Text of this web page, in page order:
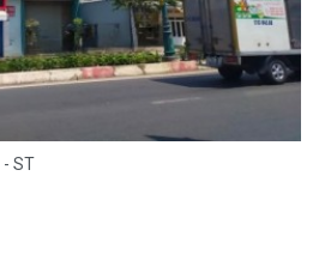
- ST